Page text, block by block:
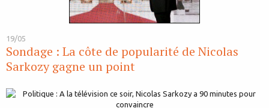
19/05
Sondage : La côte de popularité de Nicolas
Sarkozy gagne un point